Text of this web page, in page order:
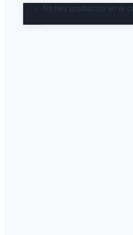
No hay productos en el